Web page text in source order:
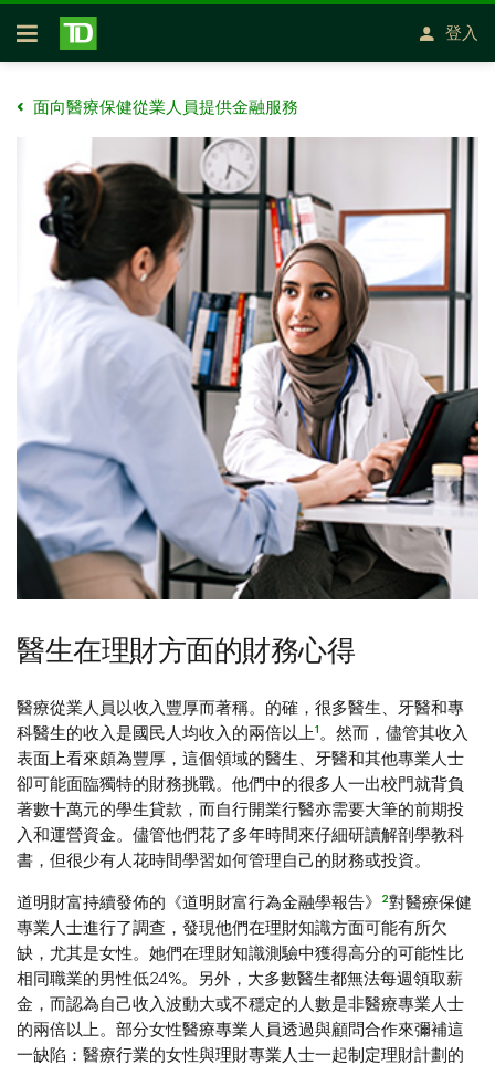
略過進入主要內容
開放式房屋貸款
登入
面向醫療保健從業人員提供金融服務
醫生在理財方面的財務心得
醫療從業人員以收入豐厚而著稱。的確，很多醫生、牙醫和專
科醫生的收入是國民人均收入的兩倍以上 1 。然而，儘管其收入
表面上看來頗為豐厚，這個領域的醫生、牙醫和其他專業人士
卻可能面臨獨特的財務挑戰。他們中的很多人一出校門就背負
著數十萬元的學生貸款，而自行開業行醫亦需要大筆的前期投
入和運營資金。儘管他們花了多年時間來仔細研讀解剖學教科
書，但很少有人花時間學習如何管理自己的財務或投資。
道明財富持續發佈的《道明財富行為金融學報告》 2對醫療保健
專業人士進行了調查，發現他們在理財知識方面可能有所欠
缺，尤其是女性。她們在理財知識測驗中獲得高分的可能性比
相同職業的男性低24%。另外，大多數醫生都無法每週領取薪
金，而認為自己收入波動大或不穩定的人數是非醫療專業人士
的兩倍以上。部分女性醫療專業人員透過與顧問合作來彌補這
一缺陷：醫療行業的女性與理財專業人士一起制定理財計劃的